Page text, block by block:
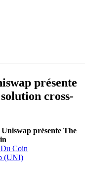
présente
cross-
présente The
Coin
(UNI)